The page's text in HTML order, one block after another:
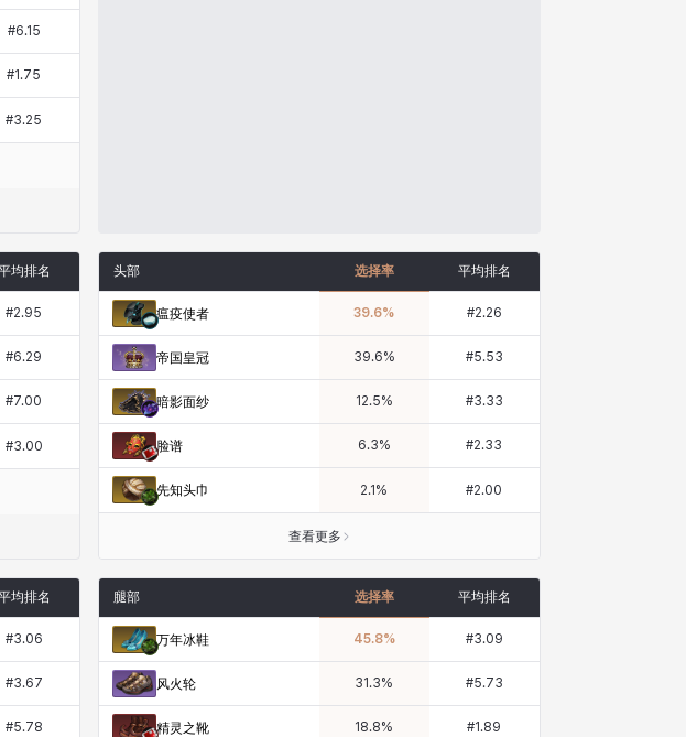
#6.15
#1.75
#3.25
均排名
#2.95
#6.29
#7.00
#3.00
头部 选择率 平均排名
瘟疫使者 39.6% #2.26
帝国皇冠 39.6% #5.53
暗影面纱 12.5% #3.33
脸谱 6.3% #2.33
先知头巾 2.1 % #2.00
查看更多
均排名
#3.06
#3.67
#5.78
腿部 选择率 平均排名
万年冰鞋 45.8% #3.09
风火轮 31.3% #5.73
精灵之靴 18.8% #1.89